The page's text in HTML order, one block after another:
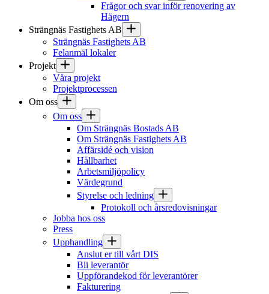
Frågor och svar inför renovering av
Hägern
Strängnäs Fastighets AB
Strängnäs Fastighets AB
Felanmäl lokaler
Projekt
Våra projekt
Projektprocessen
Om oss
Om oss
Om Strängnäs Bostads AB
Om Strängnäs Fastighets AB
Affärsidé och vision
Hållbarhet
Arbetsmiljöpolicy
Värdegrund
Styrelse och ledning
Protokoll och årsredovisningar
Jobba hos oss
Press
Upphandling
Anslut er till vårt DIS
Bli leverantör
Uppförandekod för leverantörer
Fakturering